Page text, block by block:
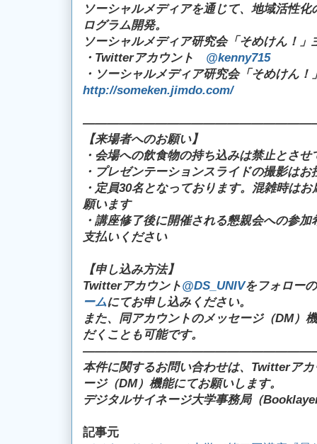
ソーシャルメディアを通じて、地域活性
ログラム開発。
ソーシャルメディア研究会「そめけん！」
・Twitterアカウント @kenny715
・ソーシャルメディア研究会「そめけん！
http://someken.jimdo.com/
【来場者へのお願い】
・会場への飲食物の持ち込みは禁止とさせ
・プレゼンテーションスライドの撮影はお
・定員30名となっております。混雑時は
願います
・講座修了後に開催される懇親会への参
支払いください
【申し込み方法】
Twitterアカウント@DS_UNIVをフォロー
ームにてお申し込みください。
また、同アカウントのメッセージ（DM）
だくことも可能です。
本件に関するお問い合わせは、Twitterア
ージ（DM）機能にてお願いします。
デジタルサイネージ大学事務局（
記事元